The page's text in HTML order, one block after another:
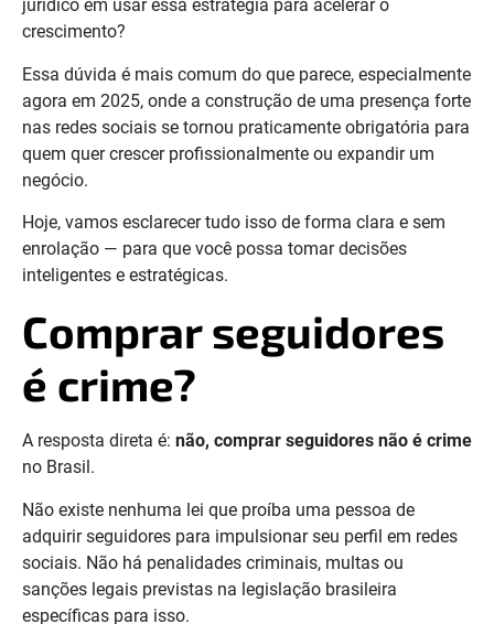
jurídico em usar essa estratégia para acelerar o
crescimento?
Essa dúvida é mais comum do que parece, especialmente
agora em 2025, onde a construção de uma presença forte
nas redes sociais se tornou praticamente obrigatória para
quem quer crescer profissionalmente ou expandir um
negócio.
Hoje, vamos esclarecer tudo isso de forma clara e sem
enrolação — para que você possa tomar decisões
inteligentes e estratégicas.
Comprar seguidores
é crime?
A resposta direta é: não, comprar seguidores não é crime
no Brasil.
Não existe nenhuma lei que proíba uma pessoa de
adquirir seguidores para impulsionar seu perfil em redes
sociais. Não há penalidades criminais, multas ou
sanções legais previstas na legislação brasileira
específicas para isso.